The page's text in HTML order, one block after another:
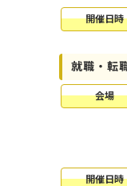
開催日時
就職・転
会場
開催日時